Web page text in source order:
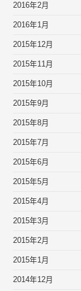
2016年2月
2016年1月
2015年12月
2015年11月
2015年10月
2015年9月
2015年8月
2015年7月
2015年6月
2015年5月
2015年4月
2015年3月
2015年2月
2015年1月
2014年12月